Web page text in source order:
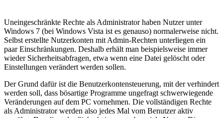
Uneingeschränkte Rechte als Administrator haben Nutzer unter
Windows 7 (bei Windows Vista ist es genauso) normalerweise nicht.
Selbst erstellte Nutzerkonten mit Admin-Rechten unterliegen ein
paar Einschränkungen. Deshalb erhält man beispielsweise immer
wieder Sicherheitsabfragen, etwa wenn eine Datei gelöscht oder
Einstellungen verändert werden sollen.
Der Grund dafür ist die Benutzerkontensteuerung, mit der verhindert
werden soll, dass bösartige Programme ungefragt schwerwiegende
Veränderungen auf dem PC vornehmen. Die vollständigen Rechte
als Administrator werden also jedes Mal vom Benutzer aktiv